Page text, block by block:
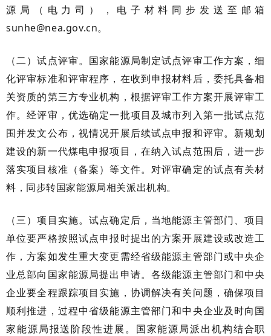
源局（电力司），电子材料同步发送至邮箱
sunhe@nea.gov.cn。
（二）试点评审。国家能源局制定试点评审工作方案，细
化评审标准和评审程序，在收到申报材料后，委托具备相
关资质的第三方专业机构，根据评审工作方案开展评审工
作。经评审，优选确定一批项目及城市列入第一批试点范
围并发文公布，视情况开展后续试点申报和评审。新规划
建设的新一代煤电申报项目，在纳入试点范围后，进一步
落实项目核准（备案）等文件。对评审确定的试点有关材
料，同步转国家能源局相关派出机构。
（三）项目实施。试点确定后，当地能源主管部门、项目
单位要严格按照试点申报时提出的方案开展建设或改造工
作，方案如发生重大变更需经省级能源主管部门或中央企
业总部向国家能源局提出申请。各级能源主管部门和中央
企业要全程跟踪项目实施，协调解决有关问题，确保项目
顺利推进，过程中省级能源主管部门和中央企业及时向国
家能源局报送阶段性进展。国家能源局派出机构结合职